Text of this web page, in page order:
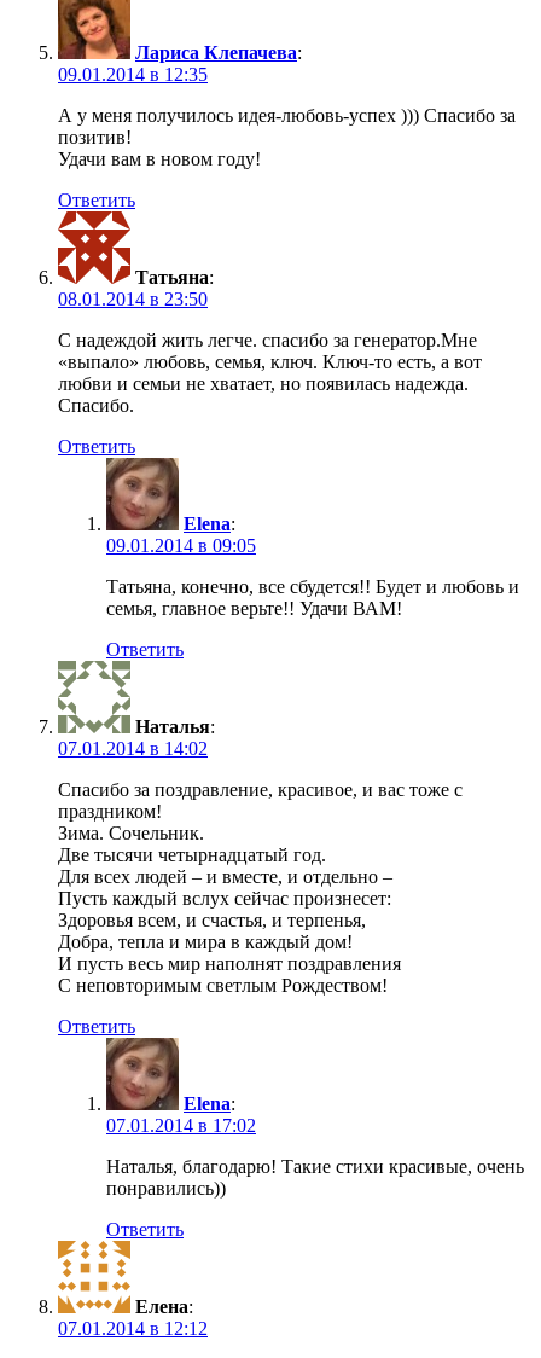
Лариса Клепачева:
09.01.2014 в 12:35
А у меня получилось идея-любовь-успех ))) Спасибо за
позитив!
Удачи вам в новом году!
Ответить
Татьяна:
08.01.2014 в 23:50
С надеждой жить легче. спасибо за генератор.Мне
«выпало» любовь, семья, ключ. Ключ-то есть, а вот
любви и семьи не хватает, но появилась надежда.
Спасибо.
Ответить
Elena:
09.01.2014 в 09:05
Татьяна, конечно, все сбудется!! Будет и любовь и
семья, главное верьте!! Удачи ВАМ!
Ответить
Наталья:
07.01.2014 в 14:02
Спасибо за поздравление, красивое, и вас тоже с
праздником!
Зима. Сочельник.
Две тысячи четырнадцатый год.
Для всех людей – и вместе, и отдельно –
Пусть каждый вслух сейчас произнесет:
Здоровья всем, и счастья, и терпенья,
Добра, тепла и мира в каждый дом!
И пусть весь мир наполнят поздравления
С неповторимым светлым Рождеством!
Ответить
Elena:
07.01.2014 в 17:02
Наталья, благодарю! Такие стихи красивые, очень
понравились))
Ответить
Елена:
07.01.2014 в 12:12